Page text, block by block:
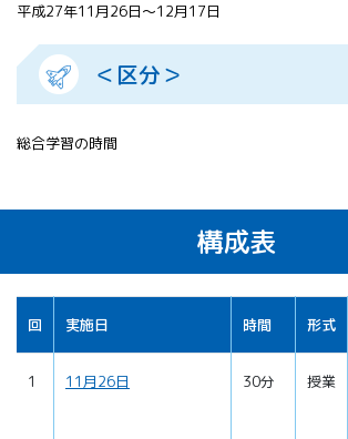
平成27年11月26日～12月17日
＜区分＞
総合学習の時間
構成表
回 実施日 時間 形式
1 11月26日 30分 授業